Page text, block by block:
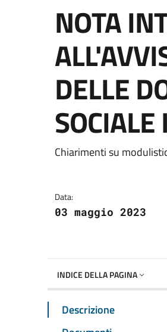
NOTA
DELLE
Dettagli
Chiarimenti su
Data:
03 maggio 2023
INDICE DELLA PAGINA
Descrizione